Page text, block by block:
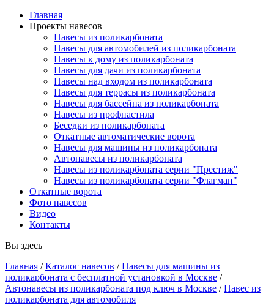
Главная
Проекты навесов
Навесы из поликарбоната
Навесы для автомобилей из поликарбоната
Навесы к дому из поликарбоната
Навесы для дачи из поликарбоната
Навесы над входом из поликарбоната
Навесы для террасы из поликарбоната
Навесы для бассейна из поликарбоната
Навесы из профнастила
Беседки из поликарбоната
Откатные автоматические ворота
Навесы для машины из поликарбоната
Автонавесы из поликарбоната
Навесы из поликарбоната серии "Престиж"
Навесы из поликарбоната серии "Флагман"
Откатные ворота
Фото навесов
Видео
Контакты
Вы здесь
Главная / Каталог навесов / Навесы для машины из
поликарбоната с бесплатной установкой в Москве /
Автонавесы из поликарбоната под ключ в Москве / Навес из
поликарбоната для автомобиля